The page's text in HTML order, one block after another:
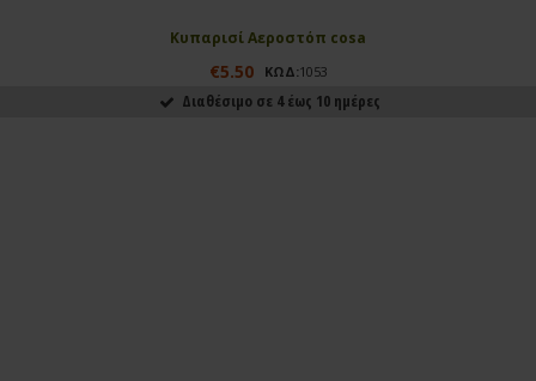
Κυπαρισί Αεροστόπ cosa
€5.50 ΚΩΔ:1053
Διαθέσιμο σε 4 έως 10 ημέρες